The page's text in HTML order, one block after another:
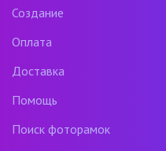
Создание
Оплата
Доставка
Помощь
Поиск фоторамок